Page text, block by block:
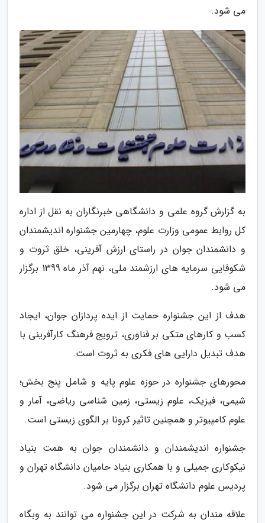
می شود.
به گزارش گروه علمی و دانشگاهی خبرنگاران به نقل از اداره
کل روابط عمومی وزارت علوم، چهارمین جشنواره اندیشمندان
و دانشمندان جوان در راستای ارزش آفرینی، خلق ثروت و
شکوفایی سرمایه های ارزشمند ملی، نهم آذر ماه 1399 برگزار
می شود.
هدف از این جشنواره حمایت از ایده پردازان جوان، ایجاد
کسب و کارهای متکی بر فناوری، ترویج فرهنگ کارآفرینی با
هدف تبدیل دارایی های فکری به ثروت است.
محورهای جشنواره در حوزه علوم پایه و شامل پنج بخش؛
شیمی، فیزیک، علوم زیستی، زمین شناسی ریاضی، آمار و
علوم کامپیوتر و همچنین تاثیر کرونا بر الگوی زیستی است.
جشنواره اندیشمندان و دانشمندان جوان به همت بنیاد
نیکوکاری جمیلی و با همکاری بنیاد حامیان دانشگاه تهران و
پردیس علوم دانشگاه تهران برگزار می شود.
علاقه مندان به شرکت در این جشنواره می توانند به وبگاه